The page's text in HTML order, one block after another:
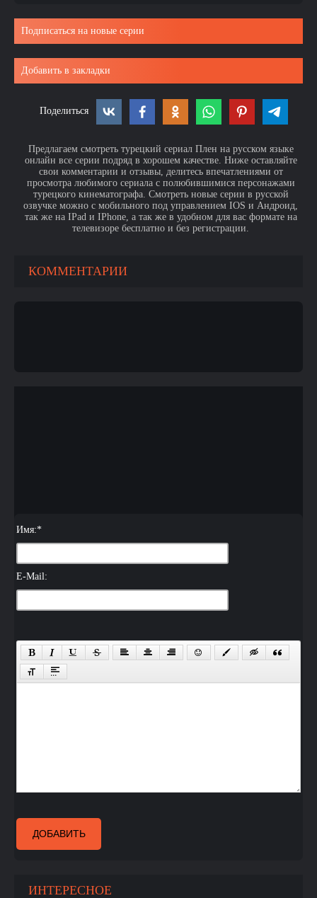
Подписаться на новые серии
Добавить в закладки
Поделиться
Предлагаем смотреть турецкий сериал Плен на русском языке
онлайн все серии подряд в хорошем качестве. Ниже оставляйте
свои комментарии и отзывы, делитесь впечатлениями от
просмотра любимого сериала с полюбившимися персонажами
турецкого кинематографа. Смотреть новые серии в русской
озвучке можно с мобильного под управлением IOS и Андроид,
так же на IPad и IPhone, а так же в удобном для вас формате на
телевизоре бесплатно и без регистрации.
КОММЕНТАРИИ
Имя:*
E-Mail:
ДОБАВИТЬ
ИНТЕРЕСНОЕ